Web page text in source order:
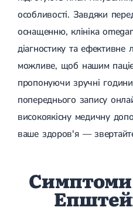
особливості. Завдяки
оснащенню, клініка
діагностику та
можливе, щоб нашим
пропонуючи зручні
попереднього запису
високоякісну медичну
ваше здоров'я —
Симптоми